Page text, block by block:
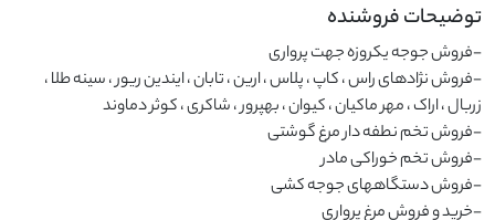
توضیحات فروشنده